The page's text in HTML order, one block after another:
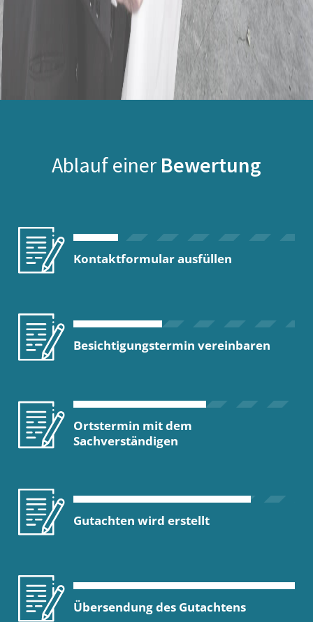
Ablauf einer Bewertung
Kontaktformular ausfüllen
Besichtigungstermin vereinbaren
Ortstermin mit dem
Sachverständigen
Gutachten wird erstellt
Übersendung des Gutachtens